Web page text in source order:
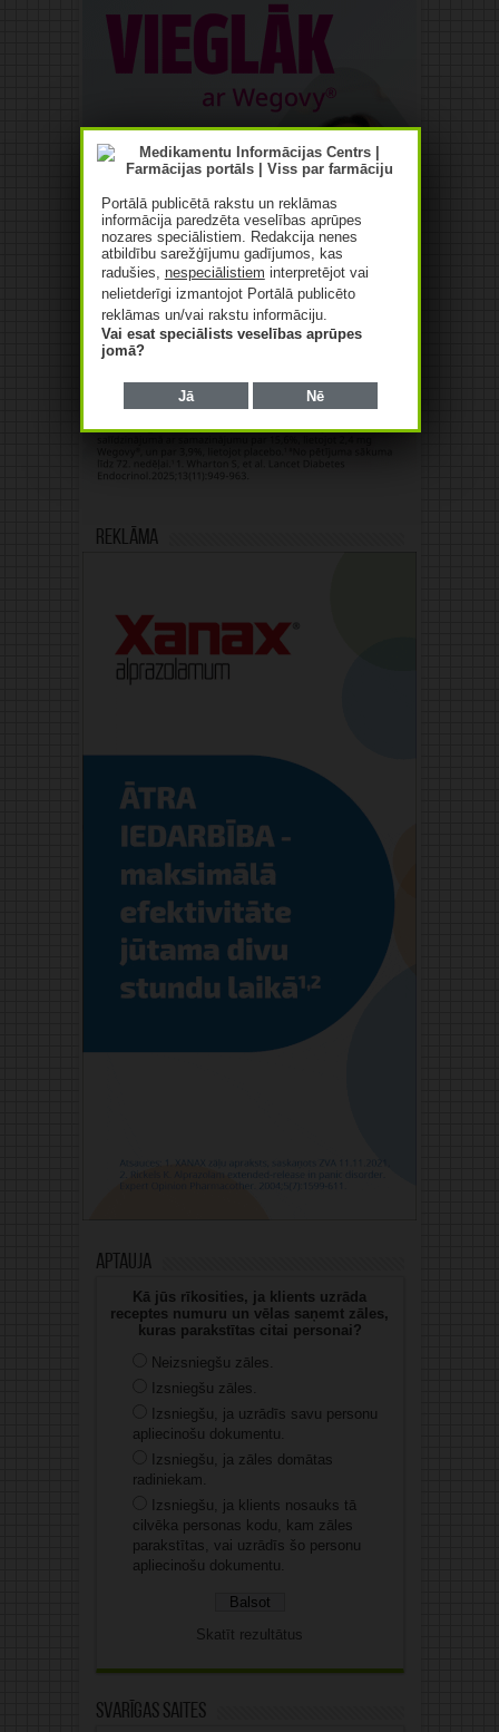
Reklāma
Aptauja
Kā jūs rīkosities, ja klients uzrāda
receptes numuru un vēlas saņemt zāles,
kuras parakstītas citai personai?
Neizsniegšu zāles.
Izsniegšu zāles.
Izsniegšu, ja uzrādīs savu personu
apliecinošu dokumentu.
Izsniegšu, ja zāles domātas
radiniekam.
Izsniegšu, ja klients nosauks tā
cilvēka personas kodu, kam zāles
parakstītas, vai uzrādīs šo personu
apliecinošu dokumentu.
Skatīt rezultātus
Svarīgas saites
Portālā publicētā rakstu un reklāmas
informācija paredzēta veselības aprūpes
nozares speciālistiem. Redakcija nenes
atbildību sarežģījumu gadījumos, kas
radušies, nespeciālistiem interpretējot vai
nelietderīgi izmantojot Portālā publicēto
reklāmas un/vai rakstu informāciju.
Vai esat speciālists veselības aprūpes
jomā?
Jā Nē